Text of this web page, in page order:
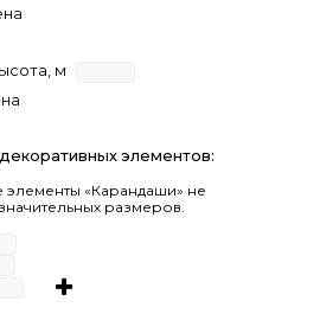
м
элементов:
«Карандаши» не
размеров.